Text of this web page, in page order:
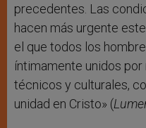
precedentes. Las
hacen más urgente
el que todos los
íntimamente unidos
técnicos y culturales,
unidad en Cristo» (